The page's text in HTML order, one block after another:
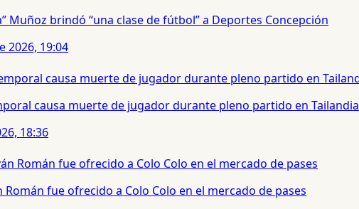
Muñoz brindó “una clase de fútbol” a Deportes Concepción
2026, 19:04
causa muerte de jugador durante pleno partido en Tailandia
18:36
Román fue ofrecido a Colo Colo en el mercado de pases